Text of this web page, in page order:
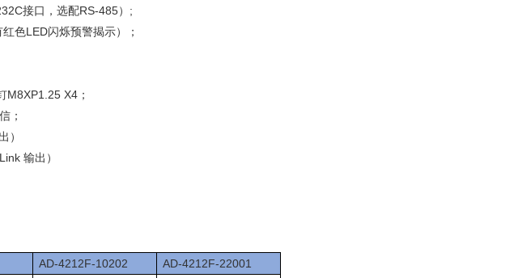
接口，选配RS-485） ;
红色LED闪烁预警揭示）；
M8XP1.25 X4 ；
；
）
输出）
AD-4212F-10202
AD-4212F-22001